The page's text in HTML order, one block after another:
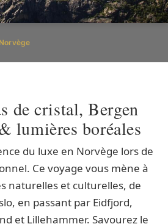
Norvège
de cristal, Bergen
lumières boréales
du luxe en Norvège lors de
Ce voyage vous mène à
naturelles et culturelles, de
en passant par Eidfjord,
et Lillehammer. Savourez le